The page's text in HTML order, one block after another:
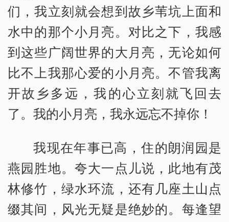
们，我立刻就会想到故乡苇坑上面和
水中的那个小月亮。对比之下，我感
到这些广阔世界的大月亮，无论如何
比不上我那心爱的小月亮。不管我离
开故乡多远，我的心立刻就飞回去
了。我的小月亮，我永远忘不掉你！
我现在年事已高，住的朗润园是
燕园胜地。夸大一点儿说，此地有茂
林修竹，绿水环流，还有几座土山点
缀其间，风光无疑是绝妙的。每逢望